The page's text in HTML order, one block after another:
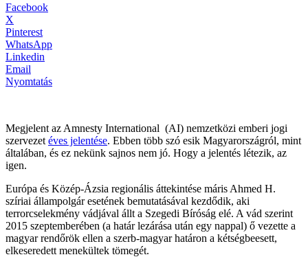
Facebook
X
Pinterest
WhatsApp
Linkedin
Email
Nyomtatás
Megjelent az Amnesty International (AI) nemzetközi emberi jogi
szervezet éves jelentése. Ebben több szó esik Magyarországról, mint
általában, és ez nekünk sajnos nem jó. Hogy a jelentés létezik, az
igen.
Európa és Közép-Ázsia regionális áttekintése máris Ahmed H.
szíriai állampolgár esetének bemutatásával kezdődik, aki
terrorcselekmény vádjával állt a Szegedi Bíróság elé. A vád szerint
2015 szeptemberében (a határ lezárása után egy nappal) ő vezette a
magyar rendőrök ellen a szerb-magyar határon a kétségbeesett,
elkeseredett menekültek tömegét.